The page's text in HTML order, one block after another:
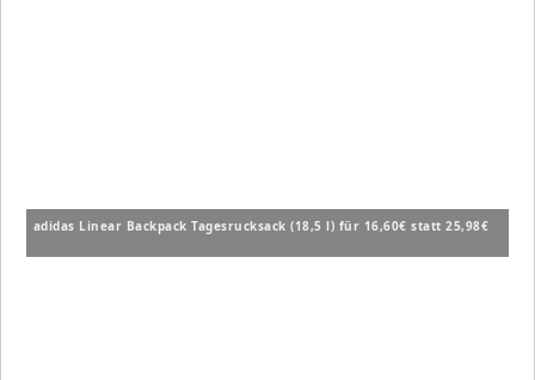
adidas Linear Backpack Tagesrucksack (18,5 l) für 16,60€ statt 25,98€